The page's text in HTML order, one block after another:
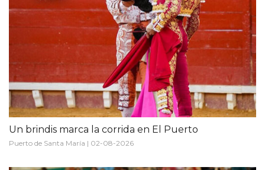
Un brindis marca la corrida en El Puerto
Puerto de Santa María | 02-08-2026